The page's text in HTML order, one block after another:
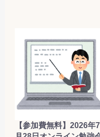
【参加費無料】2026年7